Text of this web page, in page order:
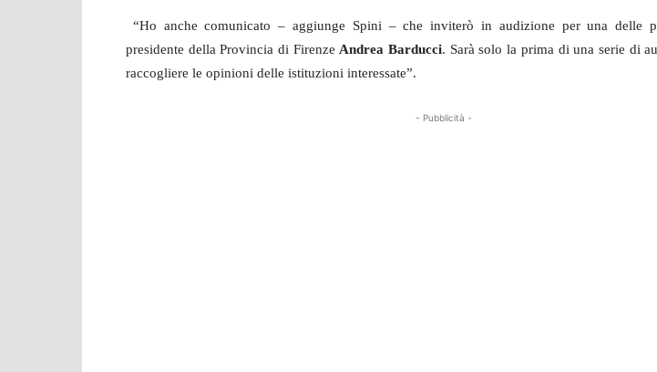
“Ho anche comunicato – aggiunge Spini – che inviterò in audizione per una delle
presidente della Provincia di FirenzeAndrea Barducci. Sarà solo la prima di una serie di
raccogliere le opinioni delle istituzioni interessate”.
- Pubblicità -